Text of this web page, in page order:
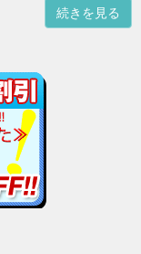
続きを見る